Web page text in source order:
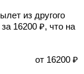
из другого
16200 ₽, что на
от 16200 ₽